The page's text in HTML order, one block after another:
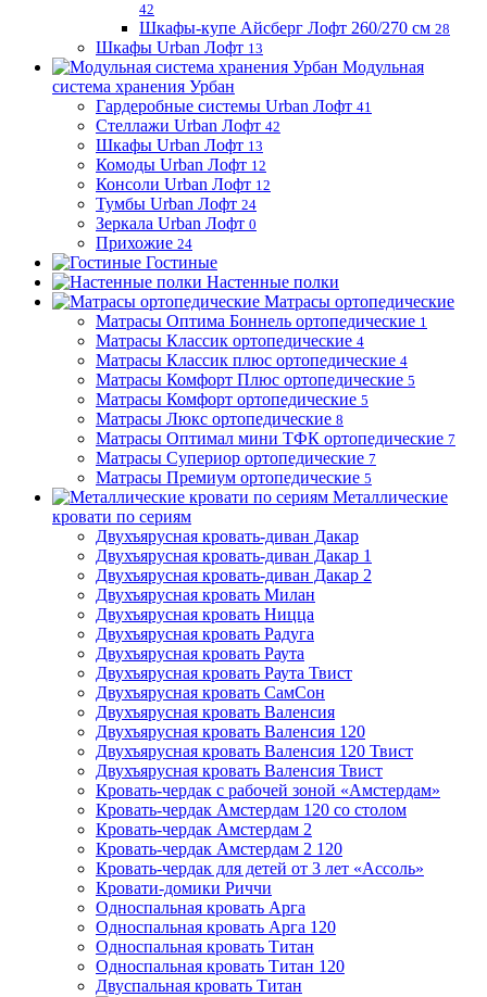
42
Шкафы-купе Айсберг Лофт 260/270 см 28
Шкафы Urban Лофт 13
Модульная
система хранения Урбан
Гардеробные системы Urban Лофт 41
Стеллажи Urban Лофт 42
Шкафы Urban Лофт 13
Комоды Urban Лофт 12
Консоли Urban Лофт 12
Тумбы Urban Лофт 24
Зеркала Urban Лофт 0
Прихожие 24
Гостиные
Настенные полки
Матрасы ортопедические
Матрасы Оптима Боннель ортопедические 1
Матрасы Классик ортопедические 4
Матрасы Классик плюс ортопедические 4
Матрасы Комфорт Плюс ортопедические 5
Матрасы Комфорт ортопедические 5
Матрасы Люкс ортопедические 8
Матрасы Оптимал мини ТФК ортопедические 7
Матрасы Супериор ортопедические 7
Матрасы Премиум ортопедические 5
Металлические
кровати по сериям
Двухъярусная кровать-диван Дакар
Двухъярусная кровать-диван Дакар 1
Двухъярусная кровать-диван Дакар 2
Двухъярусная кровать Милан
Двухъярусная кровать Ницца
Двухъярусная кровать Радуга
Двухъярусная кровать Раута
Двухъярусная кровать Раута Твист
Двухъярусная кровать СамСон
Двухъярусная кровать Валенсия
Двухъярусная кровать Валенсия 120
Двухъярусная кровать Валенсия 120 Твист
Двухъярусная кровать Валенсия Твист
Кровать-чердак с рабочей зоной «Амстердам»
Кровать-чердак Амстердам 120 со столом
Кровать-чердак Амстердам 2
Кровать-чердак Амстердам 2 120
Кровать-чердак для детей от 3 лет «Ассоль»
Кровати-домики Риччи
Односпальная кровать Арга
Односпальная кровать Арга 120
Односпальная кровать Титан
Односпальная кровать Титан 120
Двуспальная кровать Титан